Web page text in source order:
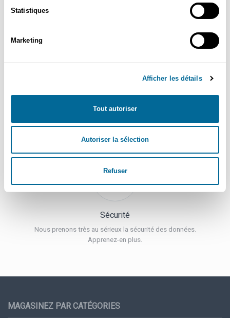
Statistiques
Marketing
Afficher les détails
Tout autoriser
Autoriser la sélection
Refuser
Service à la clientèle
Cliquez ici pour plus d'information
Sécurité
Nous prenons très au sérieux la sécurité des données.
Apprenez-en plus.
MAGASINEZ PAR CATÉGORIES